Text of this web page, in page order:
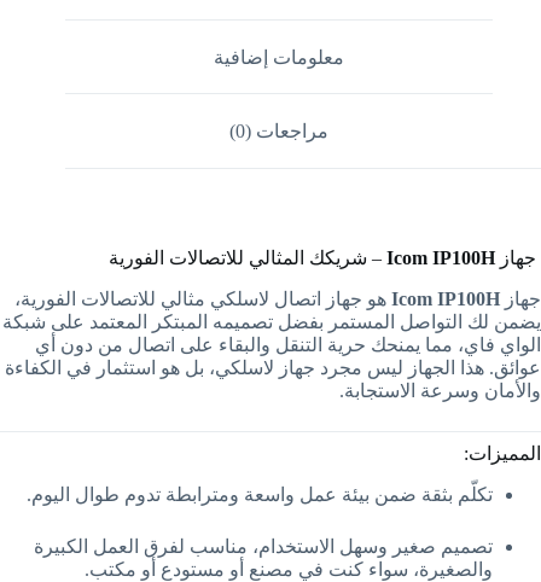
معلومات إضافية
مراجعات (0)
جهازIcom IP100H – شريكك المثالي للاتصالات الفورية
جهاز Icom IP100H هو جهاز اتصال لاسلكي مثالي للاتصالات الفورية،
يضمن لك التواصل المستمر بفضل تصميمه المبتكر المعتمد على شبكة
الواي فاي، مما يمنحك حرية التنقل والبقاء على اتصال من دون أي
عوائق. هذا الجهاز ليس مجرد جهاز لاسلكي، بل هو استثمار في الكفاءة
والأمان وسرعة الاستجابة.
المميزات:
تكلّم بثقة ضمن بيئة عمل واسعة ومترابطة تدوم طوال اليوم.
تصميم صغير وسهل الاستخدام، مناسب لفرق العمل الكبيرة
والصغيرة، سواء كنت في مصنع أو مستودع أو مكتب.